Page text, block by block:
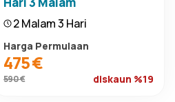
2 Malam 3 Hari
Harga Permulaan
475 €
590 € diskaun %19